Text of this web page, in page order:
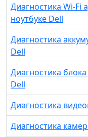
Диагностика Wi-Fi
ноутбуке Dell
Диагностика
Dell
Диагностика
Dell
Диагностика
Диагностика